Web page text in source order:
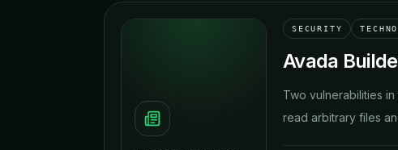
SECURITY
Avada
Two vulnerabilities
read arbitrary files